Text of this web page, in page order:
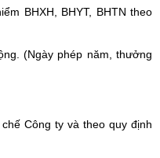
BHXH, BHYT, BHTN theo
(Ngày phép năm, thưởng
Công ty và theo quy định